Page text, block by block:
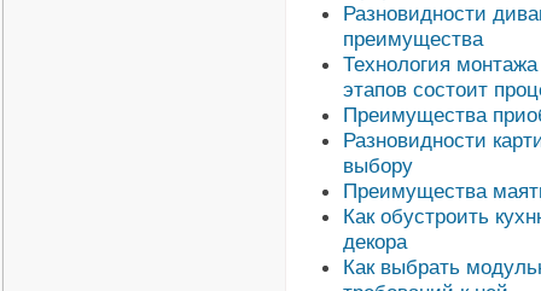
Разновидности
преимущества
Технология монтажа
этапов состоит
Преимущества
Разновидности
выбору
Преимущества
Как обустроить
декора
Как выбрать